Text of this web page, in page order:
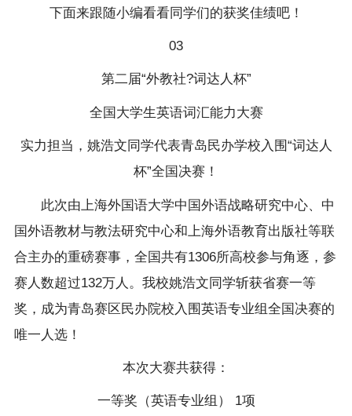
下面来跟随小编看看同学们的获奖佳绩吧！
03
第二届“外教社?词达人杯”
全国大学生英语词汇能力大赛
实力担当，姚浩文同学代表青岛民办学校入围“词达人
杯”全国决赛！
此次由上海外国语大学中国外语战略研究中心、中
国外语教材与教法研究中心和上海外语教育出版社等联
合主办的重磅赛事，全国共有1306所高校参与角逐，参
赛人数超过132万人。我校姚浩文同学斩获省赛一等
奖，成为青岛赛区民办院校入围英语专业组全国决赛的
唯一人选！
本次大赛共获得：
一等奖（英语专业组） 1项